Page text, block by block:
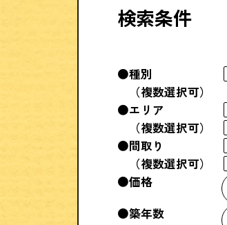
検索条件
種別
（複数選択可）
エリア
（複数選択可）
間取り
（複数選択可）
価格
築年数